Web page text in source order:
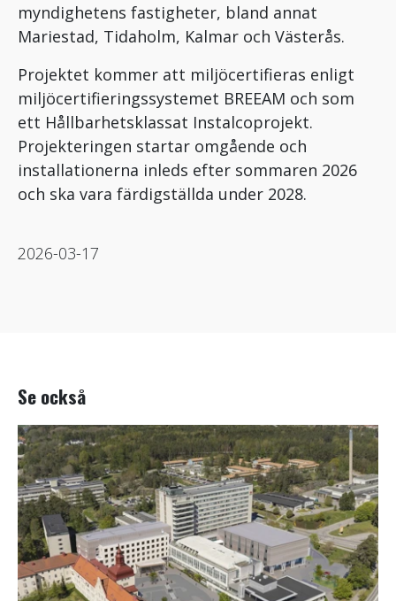
myndighetens fastigheter, bland annat
Mariestad, Tidaholm, Kalmar och Västerås.
Projektet kommer att miljöcertifieras enligt
miljöcertifieringssystemet BREEAM och som
ett Hållbarhetsklassat Instalcoprojekt.
Projekteringen startar omgående och
installationerna inleds efter sommaren 2026
och ska vara färdigställda under 2028.
2026-03-17
Se också